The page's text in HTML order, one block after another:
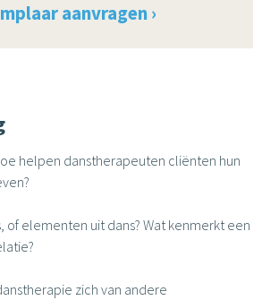
aanvragen ›
helpen danstherapeuten cliënten hun
of elementen uit dans? Wat kenmerkt een
zich van andere